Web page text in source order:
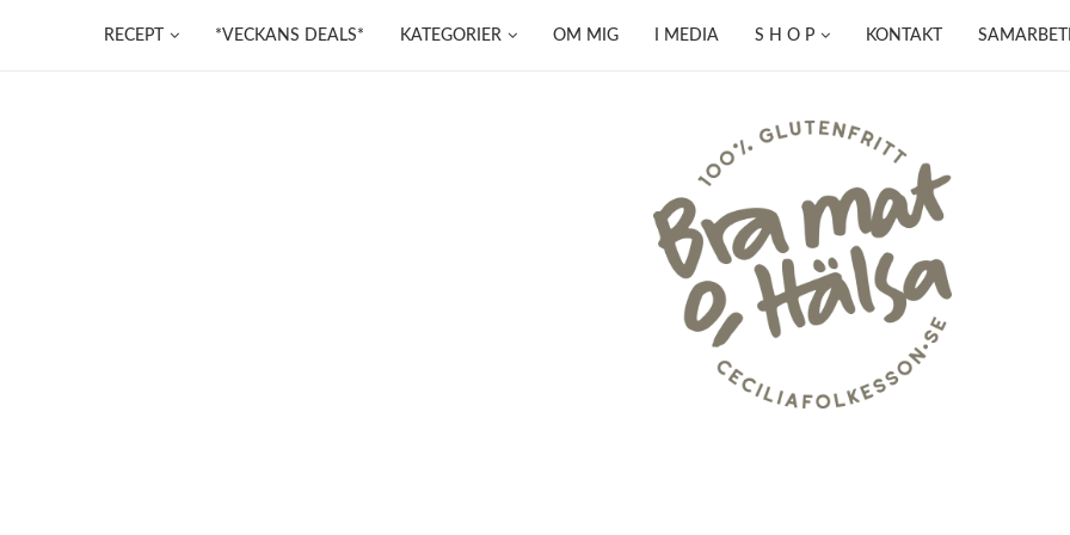
RECEPT *VECKANS DEALS* KATEGORIER OM MIG I MEDIA S H O P KONTAKT